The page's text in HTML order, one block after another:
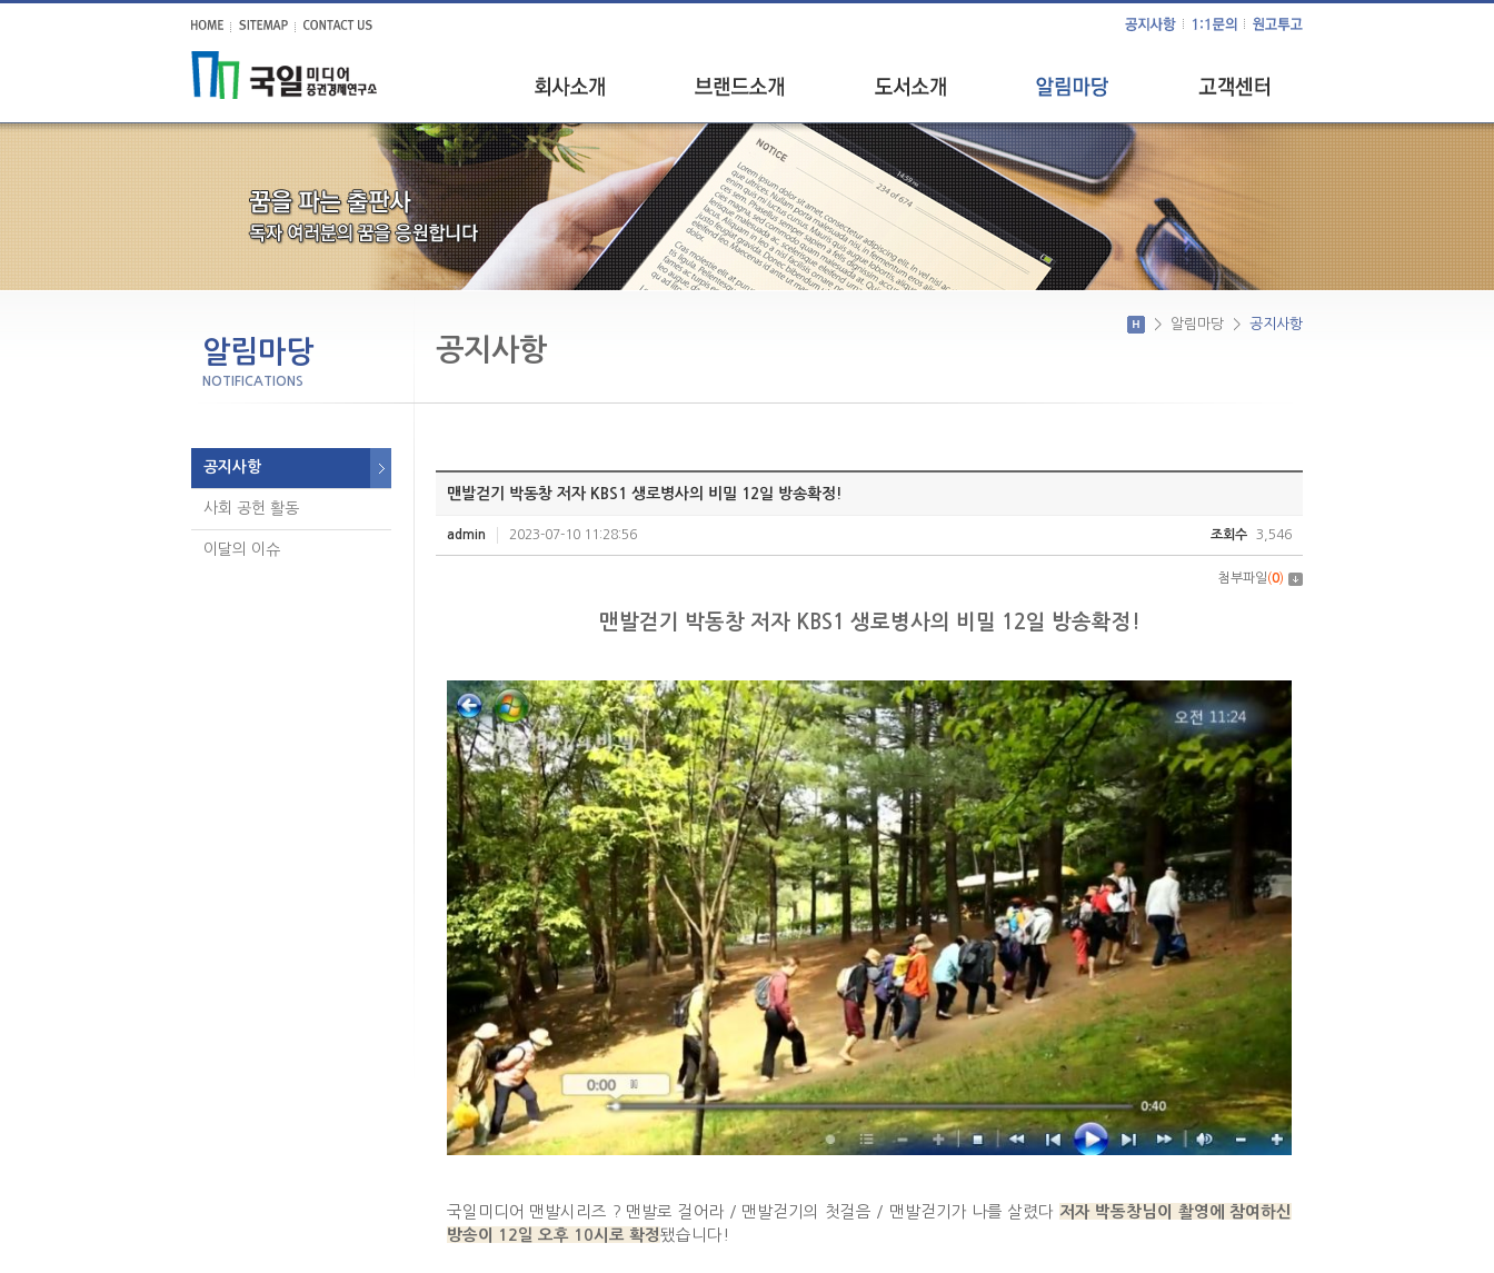
인사말
연혁
오시는길
브랜드소개
신간안내
베스트셀러
브랜드별 도서
공지사항
사회 공헌 활동
이달의 이슈
1:1문의
원고투고
알림마당
NOTIFICATIONS
공지사항
사회 공헌 활동
이달의 이슈
공지사항
> 알림마당 > 공지사항
맨발걷기 박동창 저자 KBS1 생로병사의 비밀 12일 방송확정!
admin 2023-07-10 11:28:56 조회수 3,546
첨부파일(0)
맨발걷기 박동창 저자 KBS1 생로병사의 비밀 12일 방송확정!
국일미디어 맨발시리즈 ? 맨발로 걸어라 / 맨발걷기의 첫걸음 / 맨발걷기가 나를 살렸다 저자 박동창님이 촬영에 참여하신
방송이 12일 오후 10시로 확정됐습니다!